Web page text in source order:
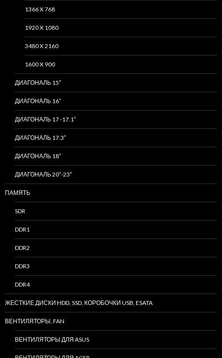
1366 X 768
1920 X 1080
3480 X 2160
1600 X 900
ДИАГОНАЛЬ 15″
ДИАГОНАЛЬ 16″
ДИАГОНАЛЬ 17 -17.1″
ДИАГОНАЛЬ 17.3″
ДИАГОНАЛЬ 18″
ДИАГОНАЛЬ 20″-23″
ПАМЯТЬ
SDR
DDR1
DDR2
DDR3
DDR4
ЖЕСТКИЕ ДИСКИ HDD, SSD, КОРОБОЧКИ USB, ESATA
ВЕНТИЛЯТОРЫ, FAN
ВЕНТИЛЯТОРЫ ДЛЯ ASUS